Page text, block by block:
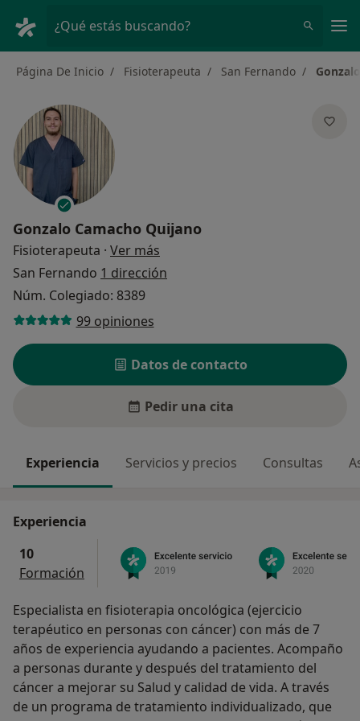
¿Qué estás buscando?
Página De Inicio Fisioterapeuta San Fernando
Gonzalo Camacho Quijano
Fisioterapeuta · Ver más
San Fernando 1 dirección
Núm. Colegiado: 8389
99 opiniones
Datos de contacto
Pedir una cita
Experiencia Servicios y precios Consultas
Experiencia
10
Formación
Especialista en fisioterapia oncológica (ejercicio
terapéutico en personas con cáncer) con más de 7
años de experiencia ayudando a pacientes. Acompaño
a personas durante y después del tratamiento del
cáncer a mejorar su Salud y calidad de vida. A través
de un programa de tratamiento individualizado, que